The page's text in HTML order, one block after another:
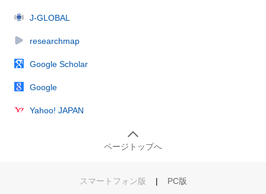
J-GLOBAL
researchmap
Google Scholar
Google
Yahoo! JAPAN
ページトップへ
スマートフォン版 | PC版